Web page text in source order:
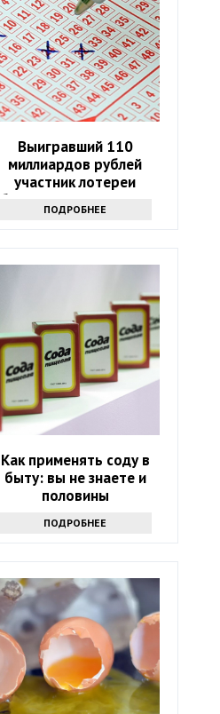
Выигравший 110
миллиардов рублей
участник лотереи
объявился через девять
месяцев
ПОДРОБНЕЕ
Как применять соду в
быту: вы не знаете и
половины
ПОДРОБНЕЕ